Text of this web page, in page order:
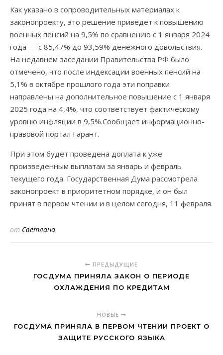
Как указано в сопроводительных материалах к
законопроекту, это решение приведет к повышению
военных пенсий на 9,5% по сравнению с 1 января 2024
года — с 85,47% до 93,59% денежного довольствия.
На недавнем заседании Правительства РФ было
отмечено, что после индексации военных пенсий на
5,1% в октябре прошлого года эти поправки
направлены на дополнительное повышение с 1 января
2025 года на 4,4%, что соответствует фактическому
уровню инфляции в 9,5%.Сообщает информационно-
правовой портал Гарант.
При этом будет проведена доплата к уже
произведенным выплатам за январь и февраль
текущего года. Государственная Дума рассмотрела
законопроект в приоритетном порядке, и он был
принят в первом чтении и в целом сегодня, 11 февраля.
от Светлана
ПРЕДЫДУЩИЕ
ГОСДУМА ПРИНЯЛА ЗАКОН О ПЕРИОДЕ
ОХЛАЖДЕНИЯ ПО КРЕДИТАМ
НОВЫЕ
ГОСДУМА ПРИНЯЛА В ПЕРВОМ ЧТЕНИИ ПРОЕКТ О
ЗАЩИТЕ РУССКОГО ЯЗЫКА